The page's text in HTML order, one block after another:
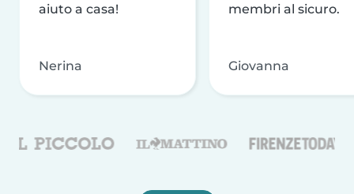
aiuto a casa!
Nerina
membri al sicuro.
Giovanna